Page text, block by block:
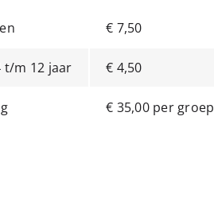
€ 7,50
t/m 12 jaar € 4,50
€ 35,00 per groep